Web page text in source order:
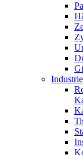
Industrie